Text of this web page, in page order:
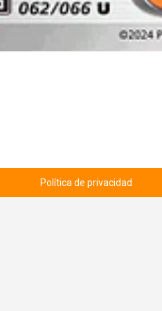
Política de privacidad